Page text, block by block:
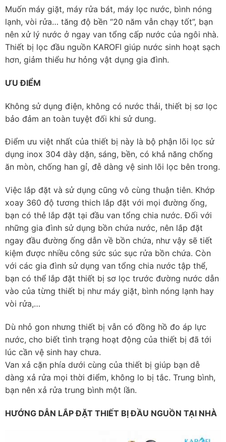
Muốn máy giặt, máy rửa bát, máy lọc nước, bình nóng
lạnh, vòi rửa… tăng độ bền “20 năm vẫn chạy tốt”, bạn
nên xử lý nước ở ngay van tổng cấp nước của ngôi nhà.
Thiết bị lọc đầu nguồn KAROFI giúp nước sinh hoạt sạch
hơn, giảm thiểu hư hỏng vật dụng gia đình.
ƯU ĐIỂM
Không sử dụng điện, không có nước thải, thiết bị sơ lọc
bảo đảm an toàn tuyệt đối khi sử dung.
Điểm ưu việt nhất của thiết bị này là bộ phận lõi lọc sử
dụng inox 304 dày dặn, sáng, bền, có khả năng chống
ăn mòn, chống han gỉ, đễ dàng vệ sinh lõi lọc bên trong.
Việc lắp đặt và sử dụng cũng vô cùng thuận tiên. Khớp
xoay 360 độ tương thich lắp đặt với mọi đường ống,
bạn có thẻ lắp đặt tại đầu van tổng chia nước. Đối với
những gia đình sử dụng bồn chứa nước, nên lắp đặt
ngay đầu đường ống dẫn về bồn chứa, như vậy sẽ tiết
kiệm được nhiều công sức súc sục rửa bồn chứa. Còn
với các gia đình sử dụng van tổng chia nước tập thể,
bạn có thể lắp đặt thiết bị sơ lọc trước đường nước dẫn
vào của từng thiết bị như máy giặt, bình nóng lạnh hay
vòi rửa,…
Dù nhỏ gon nhưng thiết bị vẫn có đồng hồ đo áp lực
nước, cho biết tình trạng hoạt động của thiết bị đã tới
lúc cần vệ sinh hay chưa.
Van xả cặn phía dưới cùng của thiết bị giúp bạn dễ
dàng xả rửa mọi thời điểm, không lo bị tắc. Trung bình,
bạn nên xả rửa trung bình một lần.
HƯỚNG DẪN LẮP ĐẶT THIẾT BỊ ĐẦU NGUỒN TẠI NHÀ